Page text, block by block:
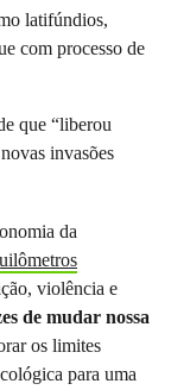
latifúndios,
com processo de
que “liberou
invasões
da
violência e
de mudar nossa
os limites
para uma